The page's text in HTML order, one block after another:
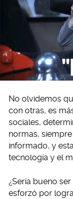
No olvidemos
con otras, es
sociales,
normas,
informado, y
tecnología y el
¿Sería bueno
esforzó por